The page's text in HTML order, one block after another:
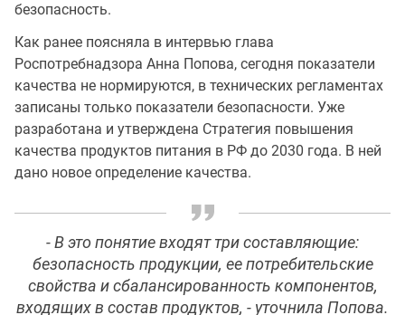
безопасность.
Как ранее поясняла в интервью глава
Роспотребнадзора Анна Попова, сегодня показатели
качества не нормируются, в технических регламентах
записаны только показатели безопасности. Уже
разработана и утверждена Стратегия повышения
качества продуктов питания в РФ до 2030 года. В ней
дано новое определение качества.
- В это понятие входят три составляющие:
безопасность продукции, ее потребительские
свойства и сбалансированность компонентов,
входящих в состав продуктов, - уточнила Попова.